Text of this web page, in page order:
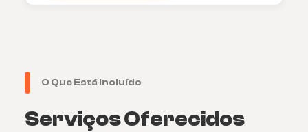
O Que Está Incluído
Serviços Oferecidos